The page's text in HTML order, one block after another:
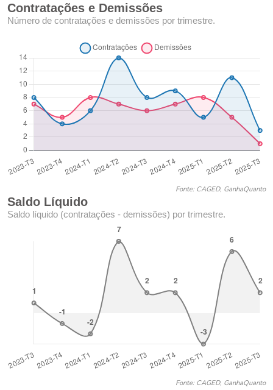
Contratações e Demissões
Número de contratações e demissões por trimestre.
Fonte: CAGED, GanhaQuanto
Saldo Líquido
Saldo líquido (contratações - demissões) por trimestre.
Fonte: CAGED, GanhaQuanto